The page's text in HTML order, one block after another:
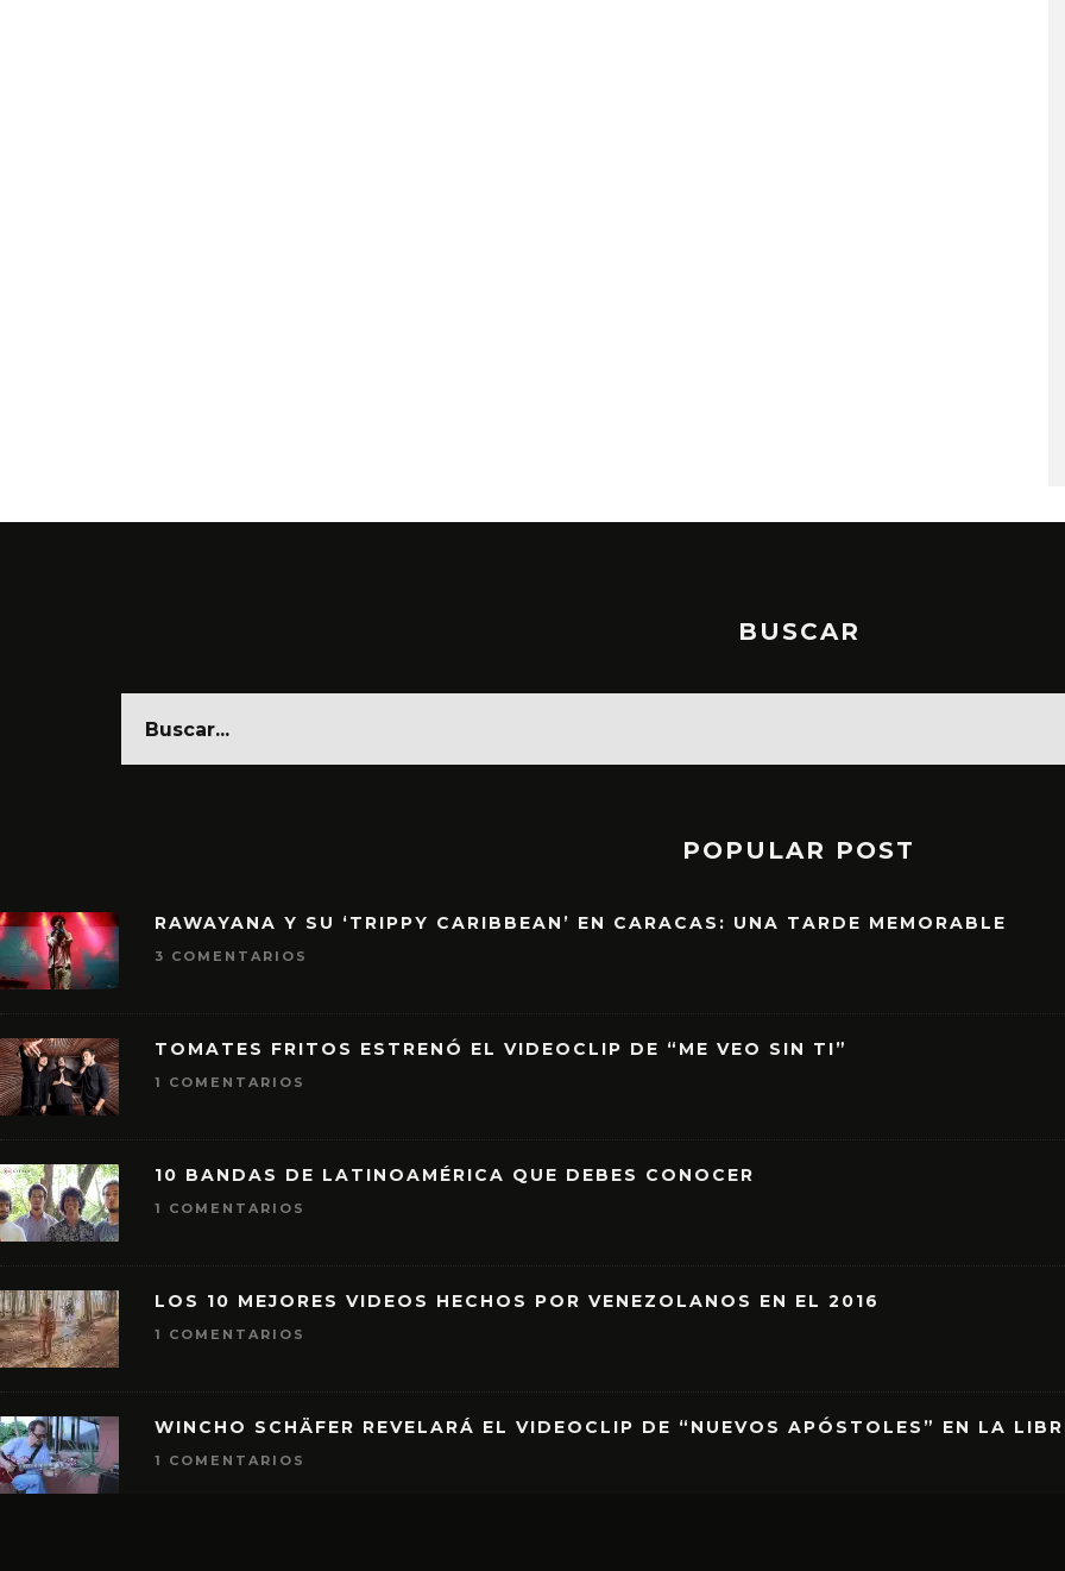
BUSCAR
POPULAR POST
RAWAYANA Y SU ‘TRIPPY CARIBBEAN’ EN CARACAS: UNA TARDE MEMORABLE
3 COMENTARIOS
TOMATES FRITOS ESTRENÓ EL VIDEOCLIP DE “ME VEO SIN TI”
1 COMENTARIOS
10 BANDAS DE LATINOAMÉRICA QUE DEBES CONOCER
1 COMENTARIOS
LOS 10 MEJORES VIDEOS HECHOS POR VENEZOLANOS EN EL 2016
1 COMENTARIOS
WINCHO SCHÄFER REVELARÁ EL VIDEOCLIP DE “NUEVOS APÓSTOLES” EN LA
1 COMENTARIOS